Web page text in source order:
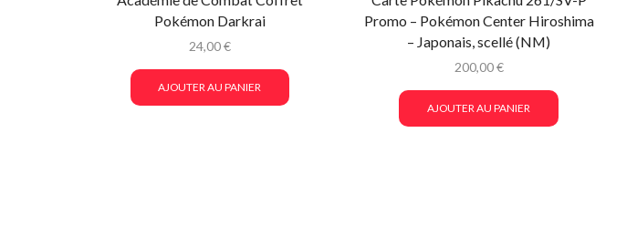
Pokémon Darkrai
24,00€
AJOUTER AU PANIER
Promo – Pokémon Center Hiroshima
– Japonais, scellé (NM)
200,00€
AJOUTER AU PANIER